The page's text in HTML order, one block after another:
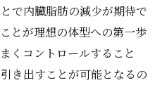
で内臓脂肪の減少が期待で
とが理想の体型への第一歩
くコントロールすること
き出すことが可能となるの